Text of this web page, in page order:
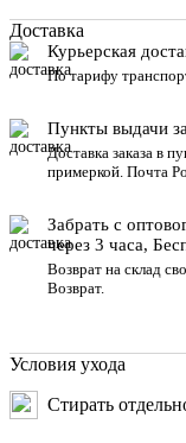
Доставка
Курьерская
По тарифу
Пункты выдачи
Доставка заказа в
примеркой. Почта
Забрать с
через 3 часа,
Возврат на склад
Возврат.
Условия ухода
Стирать